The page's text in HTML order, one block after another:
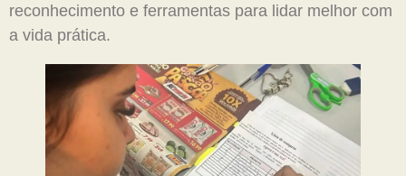
reconhecimento e ferramentas para lidar melhor com
a vida prática.